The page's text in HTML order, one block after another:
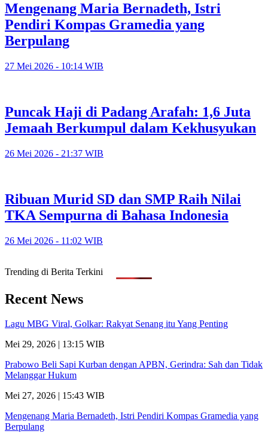
Mengenang Maria Bernadeth, Istri
Pendiri Kompas Gramedia yang
Berpulang
27 Mei 2026 - 10:14 WIB
Puncak Haji di Padang Arafah: 1,6 Juta
Jemaah Berkumpul dalam Kekhusyukan
26 Mei 2026 - 21:37 WIB
Ribuan Murid SD dan SMP Raih Nilai
TKA Sempurna di Bahasa Indonesia
26 Mei 2026 - 11:02 WIB
Trending di Berita Terkini
Recent News
Lagu MBG Viral, Golkar: Rakyat Senang itu Yang Penting
Mei 29, 2026 | 13:15 WIB
Prabowo Beli Sapi Kurban dengan APBN, Gerindra: Sah dan Tidak
Melanggar Hukum
Mei 27, 2026 | 15:43 WIB
Mengenang Maria Bernadeth, Istri Pendiri Kompas Gramedia yang
Berpulang